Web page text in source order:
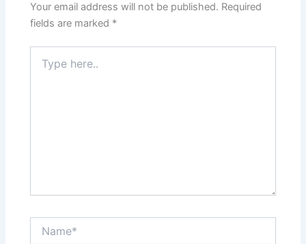
Your email address will not be published. Required
fields are marked *
here..